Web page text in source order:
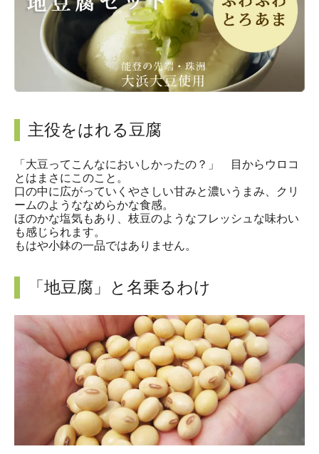
主役をはれる豆腐
「大豆ってこんなにおいしかったの？」 目からウロコ
とはまさにこのこと。
口の中に広がっていくやさしい甘みと濃いうまみ、クリ
ームのようななめらかな食感。
ほのかな塩気もあり、枝豆のようなフレッシュな味わい
も感じられます。
もはや小鉢の一品ではありません。
「地豆腐」と名乗るわけ